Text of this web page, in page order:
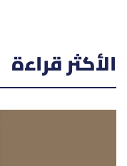
الأكثر قراءة